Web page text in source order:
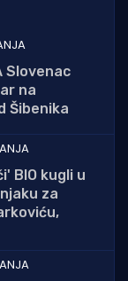
Slovenac
na
Šibenika
BIO kugli u
za